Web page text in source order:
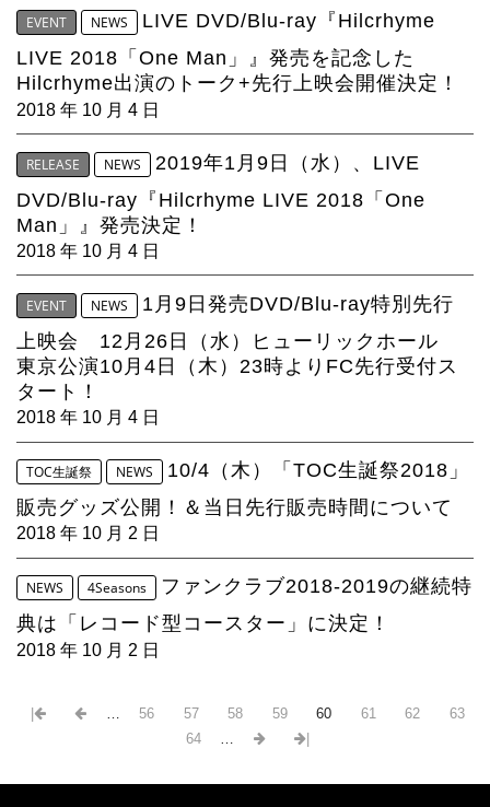
EVENT NEWS
LIVE DVD/Blu-ray『Hilcrhyme
LIVE 2018「One Man」』発売を記念した
Hilcrhyme出演のトーク+先行上映会開催決定！
2018 年 10 月 4 日
RELEASE NEWS
2019年1月9日（水）、LIVE
DVD/Blu-ray『Hilcrhyme LIVE 2018「One
Man」』発売決定！
2018 年 10 月 4 日
EVENT NEWS
1月9日発売DVD/Blu-ray特別先行
上映会 12月26日（水）ヒューリックホール
東京公演10月4日（木）23時よりFC先行受付ス
タート！
2018 年 10 月 4 日
TOC生誕祭 NEWS
10/4（木）「TOC生誕祭2018」
販売グッズ公開！＆当日先行販売時間について
2018 年 10 月 2 日
NEWS 4Seasons
ファンクラブ2018-2019の継続特
典は「レコード型コースター」に決定！
2018 年 10 月 2 日
56 57 58 59 60 61 62
63
64
…